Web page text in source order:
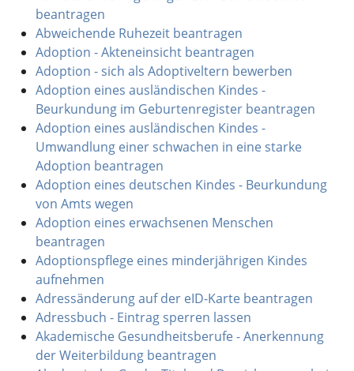
beantragen
Abweichende Ruhezeit beantragen
Adoption - Akteneinsicht beantragen
Adoption - sich als Adoptiveltern bewerben
Adoption eines ausländischen Kindes -
Beurkundung im Geburtenregister beantragen
Adoption eines ausländischen Kindes -
Umwandlung einer schwachen in eine starke
Adoption beantragen
Adoption eines deutschen Kindes - Beurkundung
von Amts wegen
Adoption eines erwachsenen Menschen
beantragen
Adoptionspflege eines minderjährigen Kindes
aufnehmen
Adressänderung auf der eID-Karte beantragen
Adressbuch - Eintrag sperren lassen
Akademische Gesundheitsberufe - Anerkennung
der Weiterbildung beantragen